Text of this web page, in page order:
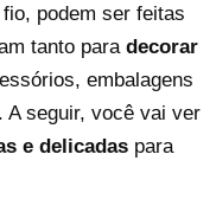
podem ser feitas
tanto para decorar
embalagens
A seguir, você vai ver
e delicadas para